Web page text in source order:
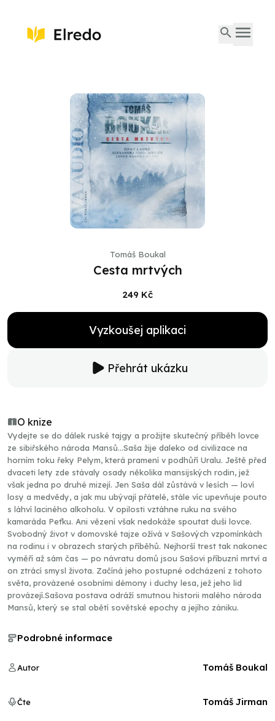
Tomáš Boukal
Cesta mrtvých
249 Kč
Vyzkoušej aplikaci
Přehrát ukázku
O knize
Vydejte se do dálek ruské tajgy a prožijte skutečný příběh lovce
ze sibiřského národa Mansů…Saša žije daleko od civilizace na
horním toku řeky Pelym, která pramení v podhůří Uralu. Ještě před
dvaceti lety zde stávaly osady několika mansijských rodin, jež
však jedna po druhé mizejí. Jen Saša dál zůstává v lesích — loví
losy a medvědy, a jak mu ubývají přátelé, stále víc upevňuje pouto
s láhví laciného alkoholu. V opilosti vztáhne ruku na svého
kamaráda Peťku. Ani vězení však nedokáže spoutat duši lovce.
Svobodný život v domovské tajze ožívá v Sašových vzpomínkách
na rodinu i v obrazech starých příběhů. Nejhorší trest tak nakonec
vyměří až sám čas — po návratu domů jsou Sašovi příbuzní mrtví a
on ztrácí smysl života. Začíná jeho postupné odcházení z tohoto
světa, provázené osobními démony i duchy lesa, jež jeho lid
provázejí.Sašova postava odráží smutnou historii malého národa
Mansů, který se stal obětí sovětské epochy a jejího zániku.
Podrobné informace
Autor Tomáš Boukal
Čte Tomáš Jirman